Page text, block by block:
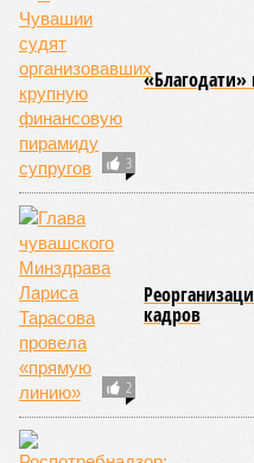
3
«Благодати»
2
кадров